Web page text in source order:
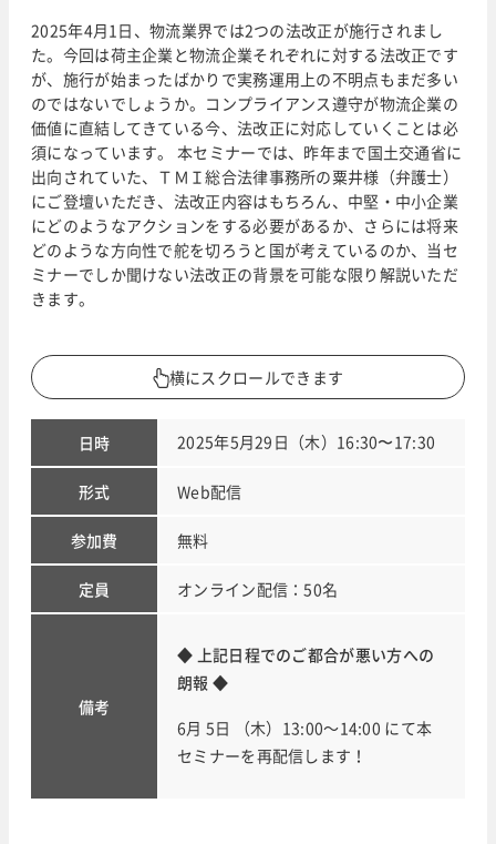
2025年4月1日、物流業界では2つの法改正が施行されまし
た。今回は荷主企業と物流企業それぞれに対する法改正です
が、施行が始まったばかりで実務運用上の不明点もまだ多い
のではないでしょうか。コンプライアンス遵守が物流企業の
価値に直結してきている今、法改正に対応していくことは必
須になっています。 本セミナーでは、昨年まで国土交通省に
出向されていた、ＴＭＩ総合法律事務所の粟井様（弁護士）
にご登壇いただき、法改正内容はもちろん、中堅・中小企業
にどのようなアクションをする必要があるか、さらには将来
どのような方向性で舵を切ろうと国が考えているのか、当セ
ミナーでしか聞けない法改正の背景を可能な限り解説いただ
きます。
横にスクロールできます
日時 2025年5月29日（木）16:30〜17:30
形式 Web配信
参加費 無料
定員 オンライン配信：50名
備考
◆ 上記日程でのご都合が悪い方への
朗報 ◆
6月 5日 （木）13:00～14:00 にて本
セミナーを再配信します！